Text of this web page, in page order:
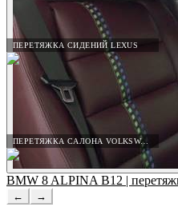
ПЕРЕТЯЖКА СИДЕНИЙ LEXUS
ПЕРЕТЯЖКА САЛОНА VOLKSWAGEN
BMW 8 ALPINA B12 |
← →